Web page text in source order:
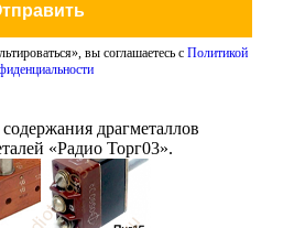
вы соглашаетесь с Политикой
драгметаллов
«Радио Торг03».